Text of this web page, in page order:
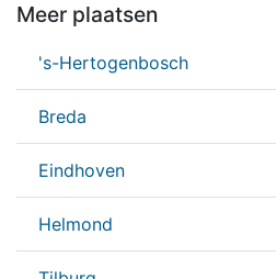
Meer plaatsen
's-Hertogenbosch
Breda
Eindhoven
Helmond